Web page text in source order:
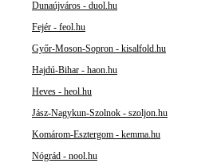
Dunaújváros - duol.hu
Fejér - feol.hu
Győr-Moson-Sopron - kisalfold.hu
Hajdú-Bihar - haon.hu
Heves - heol.hu
Jász-Nagykun-Szolnok - szoljon.hu
Komárom-Esztergom - kemma.hu
Nógrád - nool.hu